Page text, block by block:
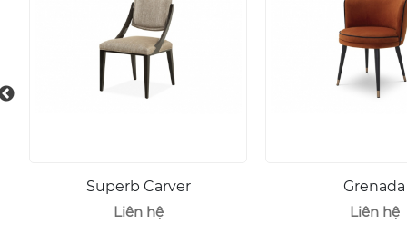
Superb Carver
Liên hệ
Grenada
Liên hệ